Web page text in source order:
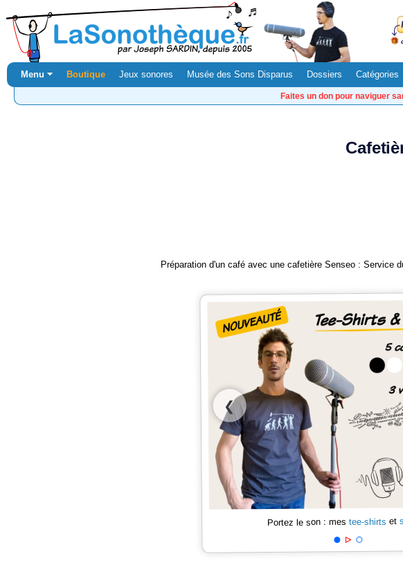
Menu ⏷ Boutique Jeux sonores Musée des Sons Disparus Dossiers Catégories
Faites un don pour naviguer
Préparation d'un café avec une cafetière Senseo : Service
❮
Portez le son : mestee-shirts et